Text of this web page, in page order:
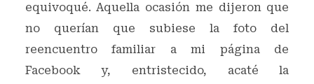
equivoqué. Aquella ocasión me dijeron que
no querían que subiese la foto del
reencuentro familiar a mi página de
Facebook y, entristecido, acaté la